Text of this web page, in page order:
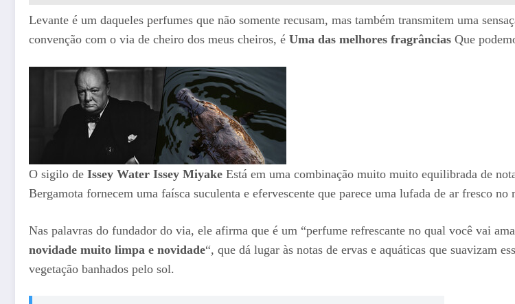
Levante é um daqueles perfumes que não somente recusam, mas também transmitem uma
convenção com o via de cheiro dos meus cheiros, é Uma das melhores fragrâncias Que
O sigilo de Issey Water Issey Miyake Está em uma combinação muito muito equilibrada de
Bergamota fornecem uma faísca suculenta e efervescente que parece uma lufada de ar fresco no
Nas palavras do fundador do via, ele afirma que é um “perfume refrescante no qual você vai
novidade muito limpa e novidade“, que dá lugar às notas de ervas e aquáticas que suavizam
vegetação banhados pelo sol.